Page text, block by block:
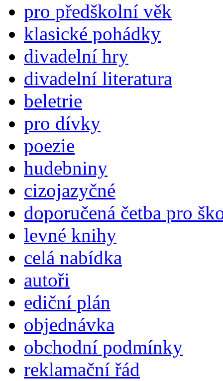
pro předškolní věk
klasické pohádky
divadelní hry
divadelní literatura
beletrie
pro dívky
poezie
hudebniny
cizojazyčné
doporučená četba pro
levné knihy
celá nabídka
autoři
ediční plán
objednávka
obchodní podmínky
reklamační řád